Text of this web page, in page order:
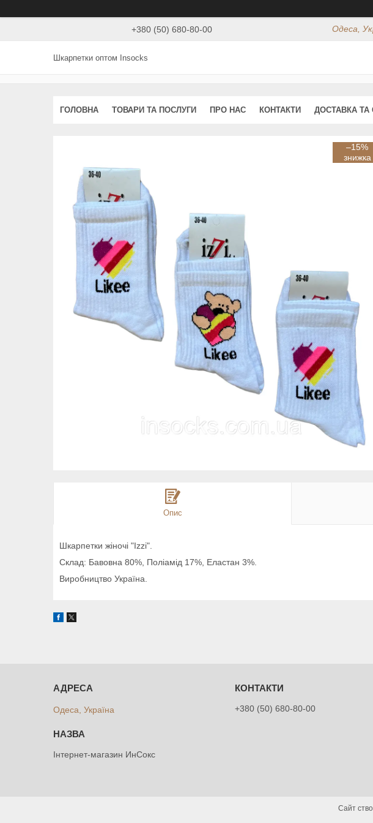
+380 (50) 680-80-00 Одеса,
Шкарпетки оптом Insocks
ГОЛОВНА ТОВАРИ ТА ПОСЛУГИ ПРО НАС КОНТАКТИ ДОСТАВКА ТА
–15%
Опис
Шкарпетки жіночі "Izzi".
Склад: Бавовна 80%, Поліамід 17%, Еластан 3%.
Виробництво Україна.
Одеса, Україна
Інтернет-магазин ИнСокс
+380 (50) 680-80-00
Сайт